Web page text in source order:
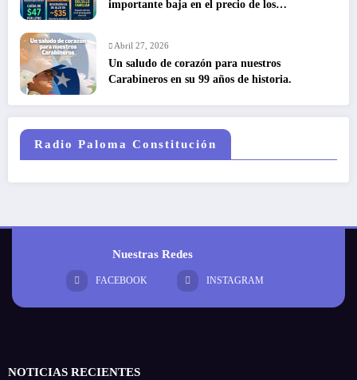
importante baja en el precio de los
Abril 27, 2026
Un saludo de corazón para nuestros
Carabineros en su 99 años de historia.
Radio Paloma Constitución
Nuestras Redes
FACEBOOK INSTAGRAM
NOTICIAS RECIENTES